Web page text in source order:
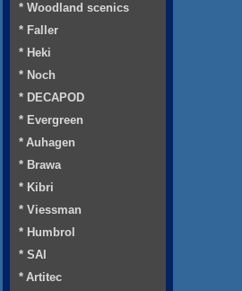
* Woodland scenics
* Faller
* Heki
* Noch
* DECAPOD
* Evergreen
* Auhagen
* Brawa
* Kibri
* Viessman
* Humbrol
* SAI
* Artitec